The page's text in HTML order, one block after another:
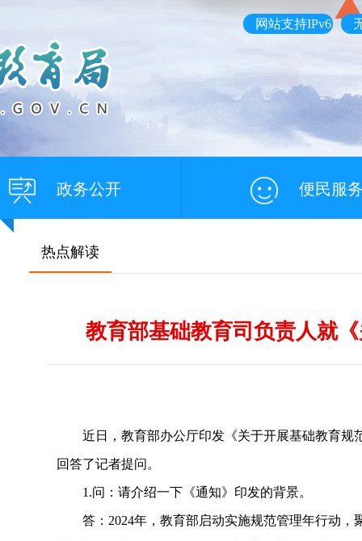
网站支持IPv6
政务公开 便民服
热点解读
教育部基础教育司负责人就
近日，教育部办公厅印发《关于开展基础教育规
回答了记者提问。
1.问：请介绍一下《通知》印发的背景。
答：2024年，教育部启动实施规范管理年行动，